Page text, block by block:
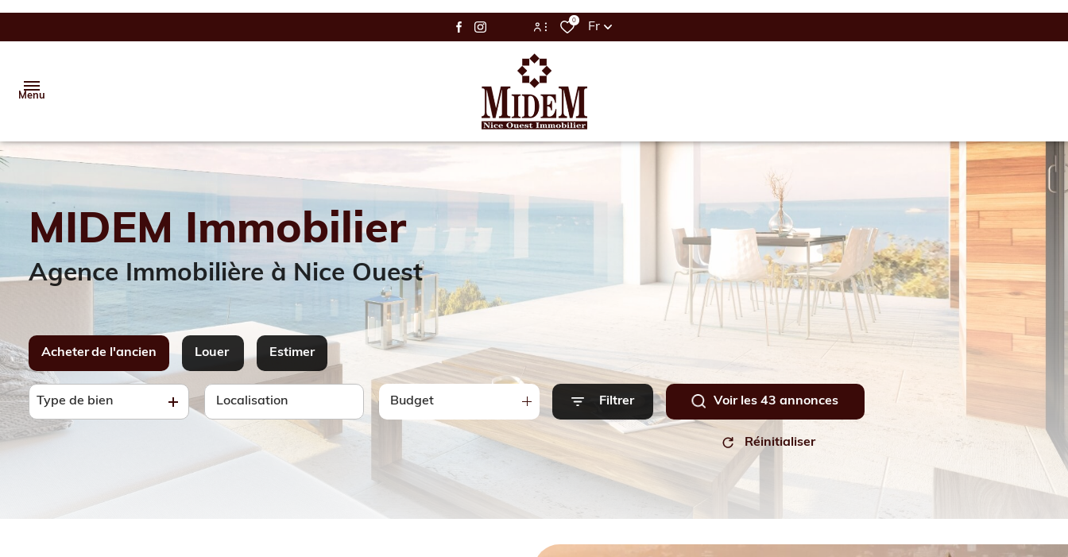
0
Fr
Menu
Vente
Location
Gestion
Estimation
Alerte
e-
mail
Notre
MIDEM Immobilier
Agence Immobilière à Nice Ouest
Acheterde l'ancien
De l'ancien
Louer
à l'année
Estimer
Type de bien Budget Filtrer Voir les 43 annonces
Réinitialiser